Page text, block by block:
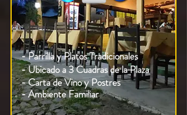
- Parrilla y Platos Tradicionales
- Ubicado a 3 Cuadras de la Plaza
- Carta de Vino y Postres
- Ambiente Familiar